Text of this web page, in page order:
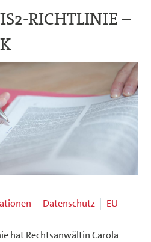
RICHTLINIE –
Datenschutz
EU-
hat Rechtsanwältin Carola